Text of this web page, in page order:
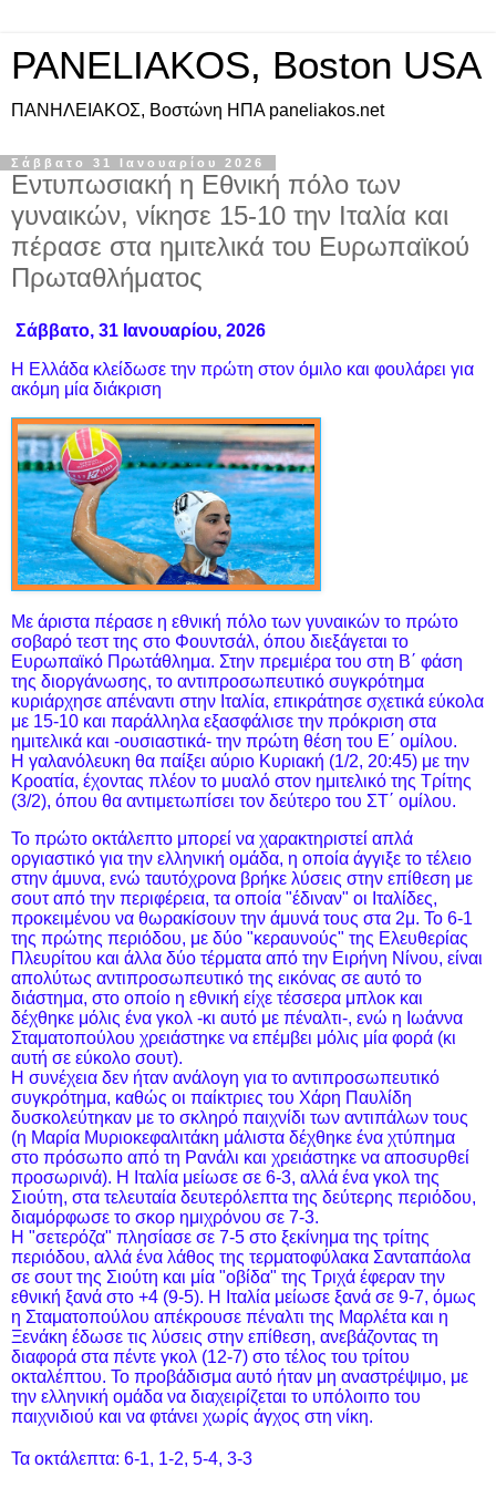
PANELIAKOS, Boston USA
ΠAΝΗΛΕΙΑΚΟΣ, Βοστώνη ΗΠΑ paneliakos.net
Σάββατο 31 Ιανουαρίου 2026
Εντυπωσιακή η Εθνική πόλο των
γυναικών, νίκησε 15-10 την Ιταλία και
πέρασε στα ημιτελικά του Ευρωπαϊκού
Πρωταθλήματος
Σάββατο, 31 Ιανουαρίου, 2026
Η Ελλάδα κλείδωσε την πρώτη στον όμιλο και φουλάρει για
ακόμη μία διάκριση
Με άριστα πέρασε η εθνική πόλο των γυναικών το πρώτο
σοβαρό τεστ της στο Φουντσάλ, όπου διεξάγεται το
Ευρωπαϊκό Πρωτάθλημα. Στην πρεμιέρα του στη Β΄ φάση
της διοργάνωσης, το αντιπροσωπευτικό συγκρότημα
κυριάρχησε απέναντι στην Ιταλία, επικράτησε σχετικά εύκολα
με 15-10 και παράλληλα εξασφάλισε την πρόκριση στα
ημιτελικά και -ουσιαστικά- την πρώτη θέση του Ε΄ ομίλου.
Η γαλανόλευκη θα παίξει αύριο Κυριακή (1/2, 20:45) με την
Κροατία, έχοντας πλέον το μυαλό στον ημιτελικό της Τρίτης
(3/2), όπου θα αντιμετωπίσει τον δεύτερο του ΣΤ΄ ομίλου.
Το πρώτο οκτάλεπτο μπορεί να χαρακτηριστεί απλά
οργιαστικό για την ελληνική ομάδα, η οποία άγγιξε το τέλειο
στην άμυνα, ενώ ταυτόχρονα βρήκε λύσεις στην επίθεση με
σουτ από την περιφέρεια, τα οποία "έδιναν" οι Ιταλίδες,
προκειμένου να θωρακίσουν την άμυνά τους στα 2μ. Το 6-1
της πρώτης περιόδου, με δύο "κεραυνούς" της Ελευθερίας
Πλευρίτου και άλλα δύο τέρματα από την Ειρήνη Νίνου, είναι
απολύτως αντιπροσωπευτικό της εικόνας σε αυτό το
διάστημα, στο οποίο η εθνική είχε τέσσερα μπλοκ και
δέχθηκε μόλις ένα γκολ -κι αυτό με πέναλτι-, ενώ η Ιωάννα
Σταματοπούλου χρειάστηκε να επέμβει μόλις μία φορά (κι
αυτή σε εύκολο σουτ).
Η συνέχεια δεν ήταν ανάλογη για το αντιπροσωπευτικό
συγκρότημα, καθώς οι παίκτριες του Χάρη Παυλίδη
δυσκολεύτηκαν με το σκληρό παιχνίδι των αντιπάλων τους
(η Μαρία Μυριοκεφαλιτάκη μάλιστα δέχθηκε ένα χτύπημα
στο πρόσωπο από τη Ρανάλι και χρειάστηκε να αποσυρθεί
προσωρινά). Η Ιταλία μείωσε σε 6-3, αλλά ένα γκολ της
Σιούτη, στα τελευταία δευτερόλεπτα της δεύτερης περιόδου,
διαμόρφωσε το σκορ ημιχρόνου σε 7-3.
Η "σετερόζα" πλησίασε σε 7-5 στο ξεκίνημα της τρίτης
περιόδου, αλλά ένα λάθος της τερματοφύλακα Σανταπάολα
σε σουτ της Σιούτη και μία "οβίδα" της Τριχά έφεραν την
εθνική ξανά στο +4 (9-5). Η Ιταλία μείωσε ξανά σε 9-7, όμως
η Σταματοπούλου απέκρουσε πέναλτι της Μαρλέτα και η
Ξενάκη έδωσε τις λύσεις στην επίθεση, ανεβάζοντας τη
διαφορά στα πέντε γκολ (12-7) στο τέλος του τρίτου
οκταλέπτου. Το προβάδισμα αυτό ήταν μη αναστρέψιμο, με
την ελληνική ομάδα να διαχειρίζεται το υπόλοιπο του
παιχνιδιού και να φτάνει χωρίς άγχος στη νίκη.
Τα οκτάλεπτα: 6-1, 1-2, 5-4, 3-3